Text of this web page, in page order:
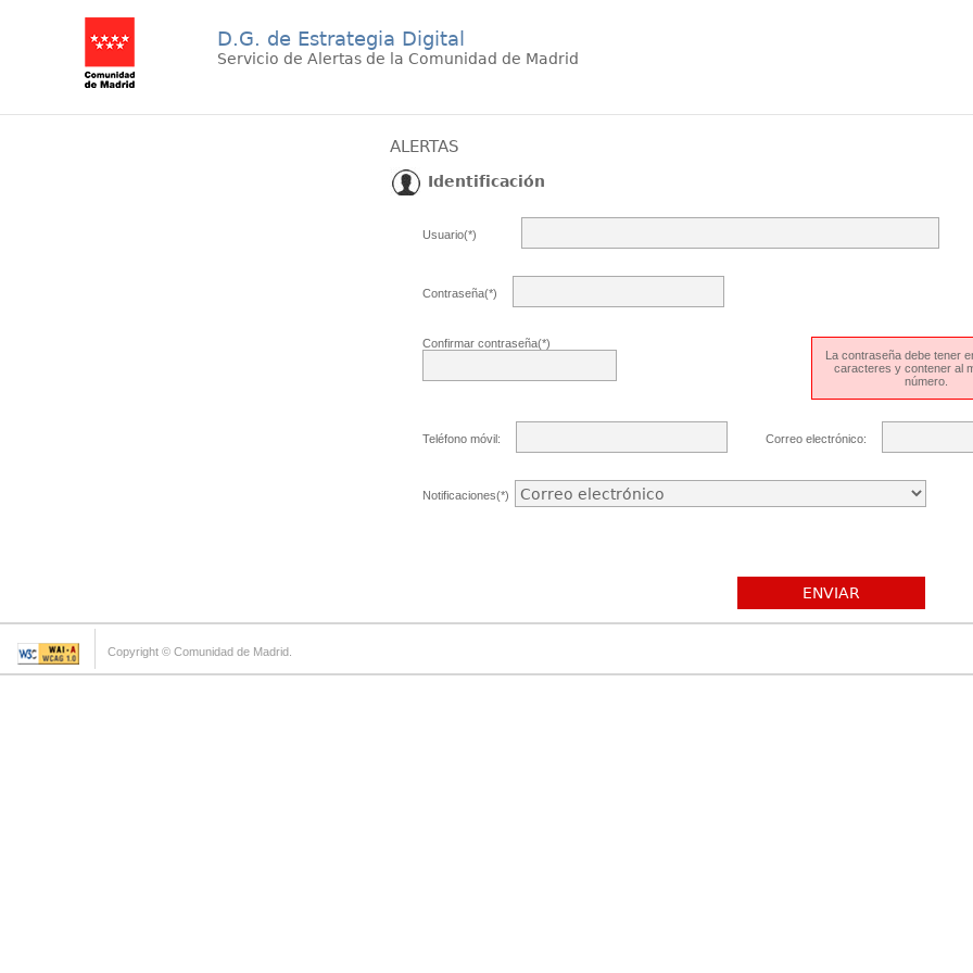
D.G. de Estrategia Digital
Servicio de Alertas de la Comunidad de Madrid
ALERTAS
Identificación
Usuario(*)
Contraseña(*)
Confirmar contraseña(*)
La contraseña debe tener
caracteres y contener al
número.
Teléfono móvil: Correo electrónico:
Notificaciones(*)
ENVIAR
Copyright © Comunidad de Madrid.